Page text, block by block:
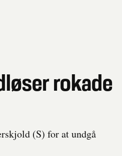
rokade
(S) for at undgå